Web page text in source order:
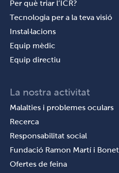
Per què triar l’ICR?
Tecnologia per a la teva visió
Instal·lacions
Equip mèdic
Equip directiu
La nostra activitat
Malalties i problemes oculars
Recerca
Responsabilitat social
Fundació Ramon Martí i Bonet
Ofertes de feina